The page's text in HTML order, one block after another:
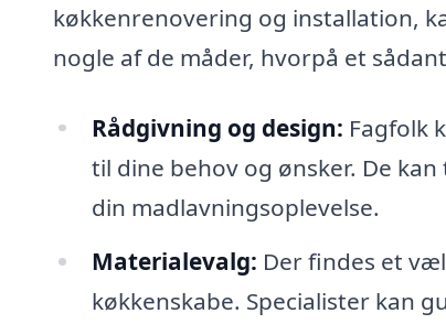
køkkenrenovering og installation,
nogle af de måder, hvorpå et
Rådgivning og design: Fagfolk
til dine behov og ønsker. De
din madlavningsoplevelse.
Materialevalg: Der findes et
køkkenskabe. Specialister kan